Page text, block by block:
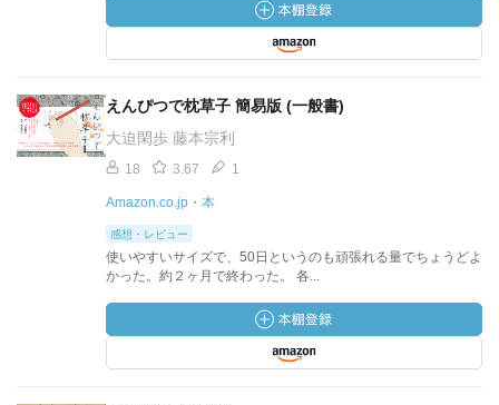
えんぴつで枕草子 簡易版 (一般書)
大迫閑歩 藤本宗利
18 3.67 1
Amazon.co.jp・本
感想・レビュー
使いやすいサイズで、50日というのも頑張れる量でちょうどよ
かった。約２ヶ月で終わった。 各...